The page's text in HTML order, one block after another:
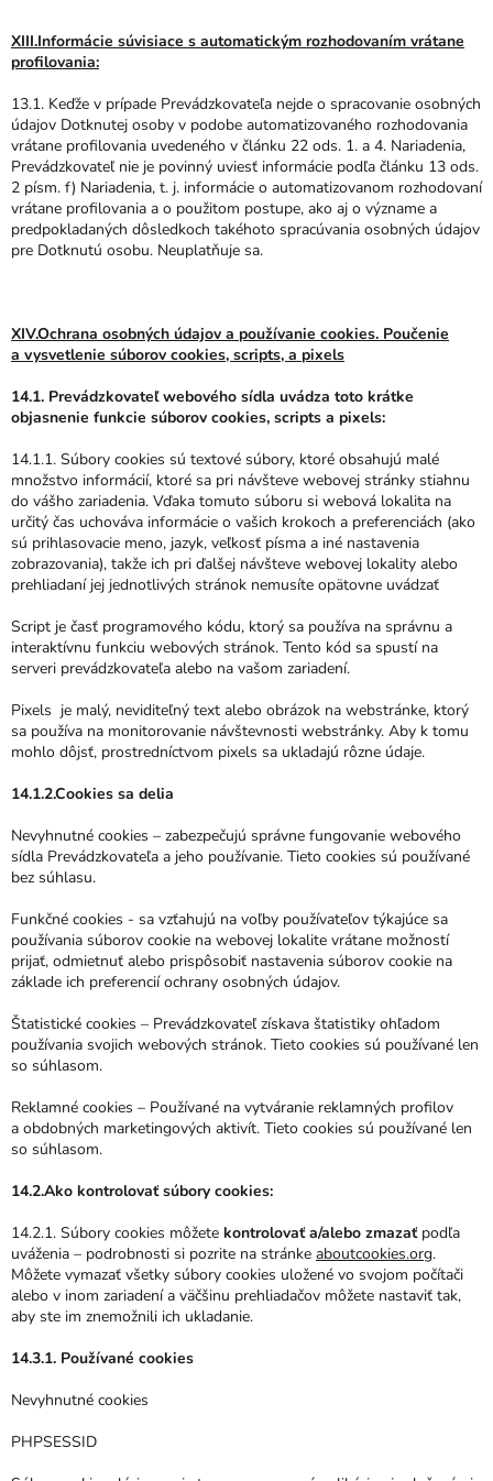
XIII.Informácie súvisiace s automatickým rozhodovaním vrátane
profilovania:
13.1. Keďže v prípade Prevádzkovateľa nejde o spracovanie osobných
údajov Dotknutej osoby v podobe automatizovaného rozhodovania
vrátane profilovania uvedeného v článku 22 ods. 1. a 4. Nariadenia,
Prevádzkovateľ nie je povinný uviesť informácie podľa článku 13 ods.
2 písm. f) Nariadenia, t. j. informácie o automatizovanom rozhodovaní
vrátane profilovania a o použitom postupe, ako aj o význame a
predpokladaných dôsledkoch takéhoto spracúvania osobných údajov
pre Dotknutú osobu. Neuplatňuje sa.
XIV.Ochrana osobných údajov a používanie cookies. Poučenie
a vysvetlenie súborov cookies, scripts, a pixels
14.1. Prevádzkovateľ webového sídla uvádza toto krátke
objasnenie funkcie súborov cookies, scripts a pixels:
14.1.1. Súbory cookies sú textové súbory, ktoré obsahujú malé
množstvo informácií, ktoré sa pri návšteve webovej stránky stiahnu
do vášho zariadenia. Vďaka tomuto súboru si webová lokalita na
určitý čas uchováva informácie o vašich krokoch a preferenciách (ako
sú prihlasovacie meno, jazyk, veľkosť písma a iné nastavenia
zobrazovania), takže ich pri ďalšej návšteve webovej lokality alebo
prehliadaní jej jednotlivých stránok nemusíte opätovne uvádzať
Script je časť programového kódu, ktorý sa používa na správnu a
interaktívnu funkciu webových stránok. Tento kód sa spustí na
serveri prevádzkovateľa alebo na vašom zariadení.
Pixels je malý, neviditeľný text alebo obrázok na webstránke, ktorý
sa používa na monitorovanie návštevnosti webstránky. Aby k tomu
mohlo dôjsť, prostredníctvom pixels sa ukladajú rôzne údaje.
14.1.2.Cookies sa delia
Nevyhnutné cookies – zabezpečujú správne fungovanie webového
sídla Prevádzkovateľa a jeho používanie. Tieto cookies sú používané
bez súhlasu.
Funkčné cookies - sa vzťahujú na voľby používateľov týkajúce sa
používania súborov cookie na webovej lokalite vrátane možností
prijať, odmietnuť alebo prispôsobiť nastavenia súborov cookie na
základe ich preferencií ochrany osobných údajov.
Štatistické cookies – Prevádzkovateľ získava štatistiky ohľadom
používania svojich webových stránok. Tieto cookies sú používané len
so súhlasom.
Reklamné cookies – Používané na vytváranie reklamných profilov
a obdobných marketingových aktivít. Tieto cookies sú používané len
so súhlasom.
14.2.Ako kontrolovať súbory cookies:
14.2.1. Súbory cookies môžete kontrolovať a/alebo zmazaťpodľa
uváženia – podrobnosti si pozrite na stránke aboutcookies.org.
Môžete vymazať všetky súbory cookies uložené vo svojom počítači
alebo v inom zariadení a väčšinu prehliadačov môžete nastaviť tak,
aby ste im znemožnili ich ukladanie.
14.3.1. Používané cookies
Nevyhnutné cookies
PHPSESSID